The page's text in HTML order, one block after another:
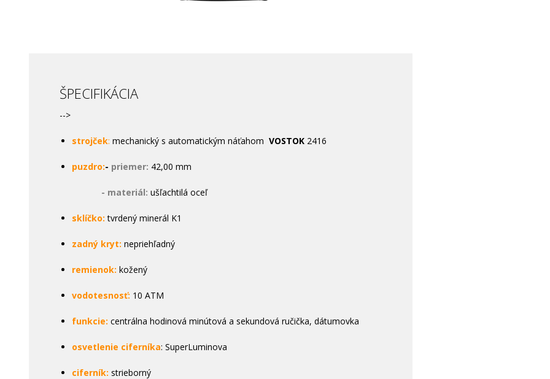
ŠPECIFIKÁCIA
-->
strojček: mechanický s automatickým náťahom VOSTOK 2416
puzdro:- priemer: 42,00 mm
- materiál: ušľachtilá oceľ
sklíčko:tvrdený minerál K1
zadný kryt: nepriehľadný
remienok: kožený
vodotesnosť: 10 ATM
funkcie: centrálna hodinová minútová a sekundová ručička, dátumovka
osvetlenie ciferníka: SuperLuminova
ciferník: strieborný